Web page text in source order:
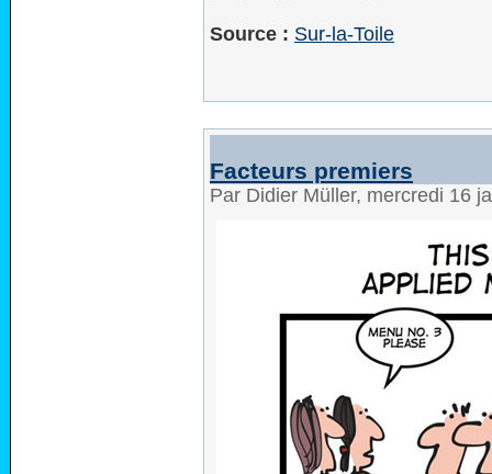
Source : Sur-la-Toile
Facteurs premiers
Par Didier Müller, mercredi 16